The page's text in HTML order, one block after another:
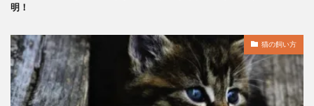
明！
猫の飼い方